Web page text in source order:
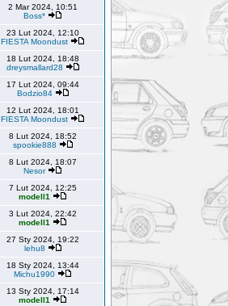
2 Mar 2024, 10:51
Boss*
23 Lut 2024, 12:10
FIESTA Moondust
18 Lut 2024, 18:48
dreysmallard28
17 Lut 2024, 09:44
Bodzio84
12 Lut 2024, 18:01
FIESTA Moondust
8 Lut 2024, 18:52
spookie888
8 Lut 2024, 18:07
Nesor
7 Lut 2024, 12:25
modell1
3 Lut 2024, 22:42
modell1
27 Sty 2024, 19:22
lehu8
18 Sty 2024, 13:44
Michu1990
13 Sty 2024, 17:14
modell1